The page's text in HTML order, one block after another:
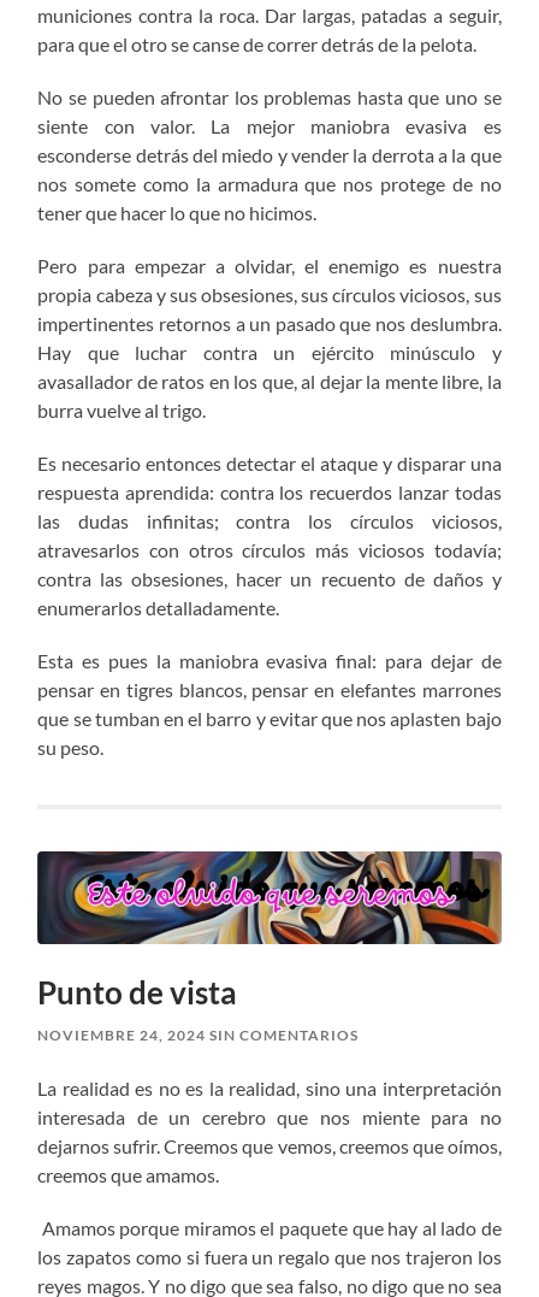
municiones contra la roca. Dar largas, patadas a seguir,
para que el otro se canse de correr detrás de la pelota.
No se pueden afrontar los problemas hasta que uno se
siente con valor. La mejor maniobra evasiva es
esconderse detrás del miedo y vender la derrota a la que
nos somete como la armadura que nos protege de no
tener que hacer lo que no hicimos.
Pero para empezar a olvidar, el enemigo es nuestra
propia cabeza y sus obsesiones, sus círculos viciosos, sus
impertinentes retornos a un pasado que nos deslumbra.
Hay que luchar contra un ejército minúsculo y
avasallador de ratos en los que, al dejar la mente libre, la
burra vuelve al trigo.
Es necesario entonces detectar el ataque y disparar una
respuesta aprendida: contra los recuerdos lanzar todas
las dudas infinitas; contra los círculos viciosos,
atravesarlos con otros círculos más viciosos todavía;
contra las obsesiones, hacer un recuento de daños y
enumerarlos detalladamente.
Esta es pues la maniobra evasiva final: para dejar de
pensar en tigres blancos, pensar en elefantes marrones
que se tumban en el barro y evitar que nos aplasten bajo
su peso.
Punto de vista
NOVIEMBRE 24, 2024 SIN COMENTARIOS
La realidad es no es la realidad, sino una interpretación
interesada de un cerebro que nos miente para no
dejarnos sufrir. Creemos que vemos, creemos que oímos,
creemos que amamos.
Amamos porque miramos el paquete que hay al lado de
los zapatos como si fuera un regalo que nos trajeron los
reyes magos. Y no digo que sea falso, no digo que no sea